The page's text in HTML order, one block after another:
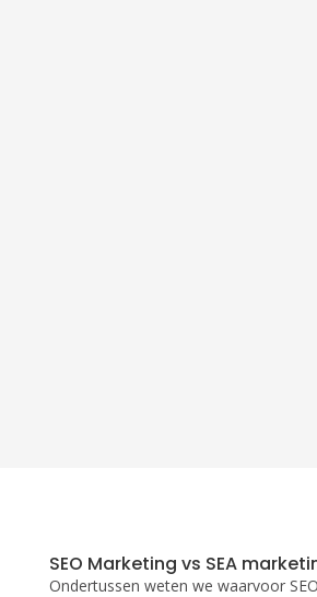
SEO Marketing vs SEA
Ondertussen weten we waarvoor